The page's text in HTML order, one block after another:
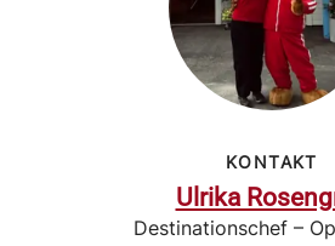
KONTAKT
Ulrika
Destinationschef –